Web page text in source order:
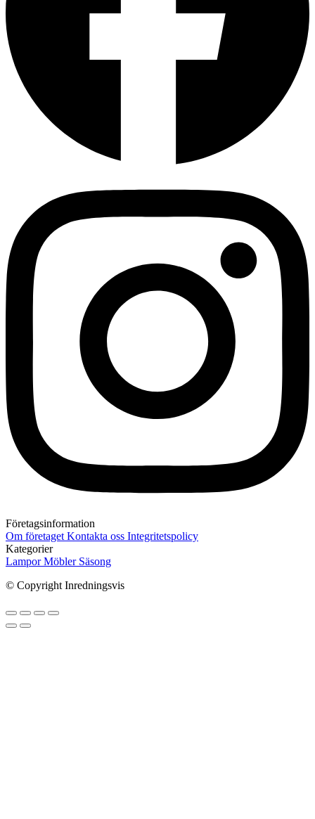
Företagsinformation
Om företaget Kontakta oss Integritetspolicy
Kategorier
LamporMöbler Säsong
© Copyright Inredningsvis